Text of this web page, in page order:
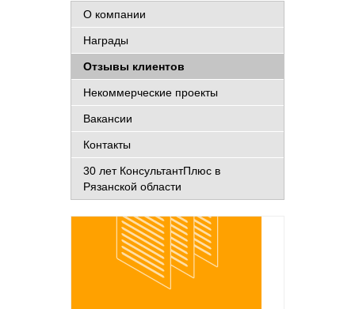
О компании
Награды
Отзывы клиентов
Некоммерческие проекты
Вакансии
Контакты
30 лет КонсультантПлюс в
Рязанской области